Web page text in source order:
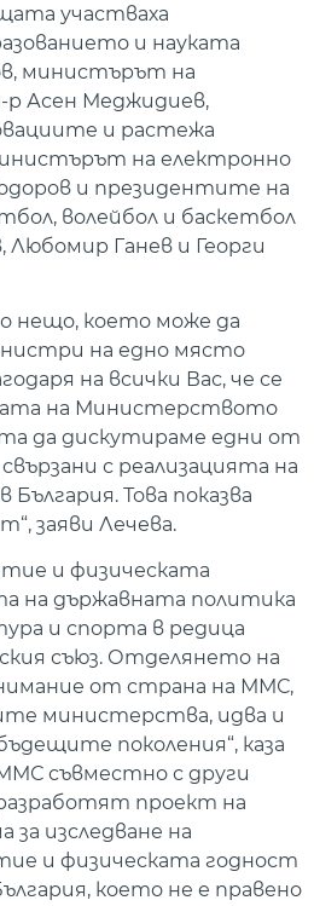
участваха
и науката
министърът на
р Асен Меджидиев,
и растежа
на електронно
и президентите на
волейбол и баскетбол
Любомир Ганев и Георги
нещо, което може да
на едно място
на всички Вас, че се
на Министерството
да дискутираме едни от
с реализацията на
Това показва
заяви Лечева.
и физическата
на държавната политика
и спорта в редица
съюз. Отделянето на
от страна на ММС,
министерства, идва и
поколения“, каза
съвместно с други
проект на
за изследване на
и физическата годност
което не е правено